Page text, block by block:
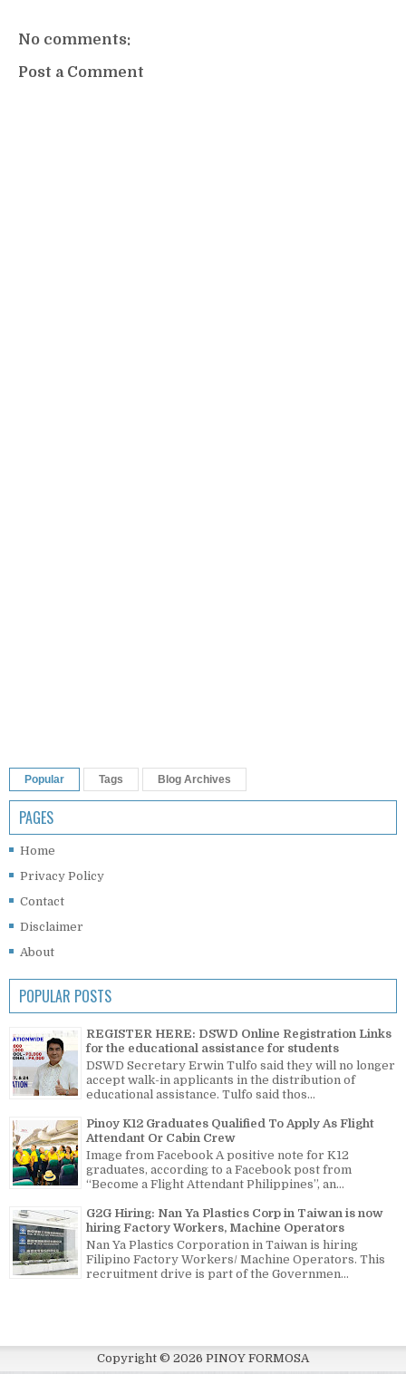
No comments:
Post a Comment
Popular Tags Blog Archives
PAGES
Home
Privacy Policy
Contact
Disclaimer
About
POPULAR POSTS
REGISTER HERE: DSWD Online Registration Links
for the educational assistance for students
DSWD Secretary Erwin Tulfo said they will no longer
accept walk-in applicants in the distribution of
educational assistance. Tulfo said thos...
Pinoy K12 Graduates Qualified To Apply As Flight
Attendant Or Cabin Crew
Image from Facebook A positive note for K12
graduates, according to a Facebook post from
“Become a Flight Attendant Philippines”, an...
G2G Hiring: Nan Ya Plastics Corp in Taiwan is now
hiring Factory Workers, Machine Operators
Nan Ya Plastics Corporation in Taiwan is hiring
Filipino Factory Workers/ Machine Operators. This
recruitment drive is part of the Governmen...
Copyright © 2026 PINOY FORMOSA